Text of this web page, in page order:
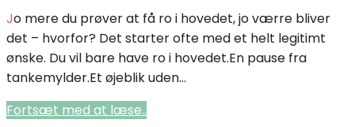
Jo mere du prøver at få ro i hovedet, jo værre bliver
det – hvorfor? Det starter ofte med et helt legitimt
ønske. Du vil bare have ro i hovedet.En pause fra
tankemylder.Et øjeblik uden...
Fortsæt med at læse..